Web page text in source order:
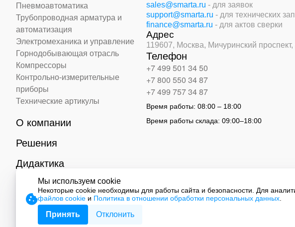
Пневмоавтоматика
Трубопроводная арматура и
автоматизация
Электромеханика и управление
Горнодобывающая отрасль
Компрессоры
Контрольно-измерительные
приборы
Технические артикулы
О компании
Решения
Дидактика
Контакты
sales@smarta.ru - для заявок
support@smarta.ru - для технических
finance@smarta.ru - для актов сверки
Адрес
119607, Москва, Мичуринский проспект,
Телефон
+7 499 501 34 50
+7 800 550 34 87
+7 499 757 34 87
Время работы:08:00 – 18:00
Время работы склада:09:00–18:00
© 2026 ООО «СМАРТ Автоматизация»
Мы используем cookie
Некоторые cookie необходимы для работы сайта и безопасности. Для
файлов cookie и Политика в отношении обработки персональных данных
Принять Отклонить